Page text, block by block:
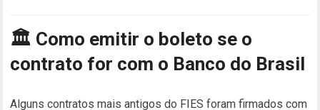
🏛️ Como emitir o boleto se o
contrato for com o Banco do Brasil
Alguns contratos mais antigos do FIES foram firmados com